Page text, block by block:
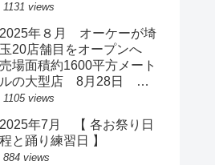
1131 views
2025年８月 オーケーが埼
玉20店舗目をオープンへ
売場面積約1600平方メート
ルの大型店 8月28日 ス
ーパー激戦区に【出店情
1105 views
2025年7月 【 各お祭り日
程と踊り練習日 】
884 views